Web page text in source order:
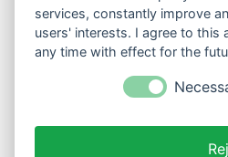
services, constantly improve
users' interests. I agree to this
any time with effect for the